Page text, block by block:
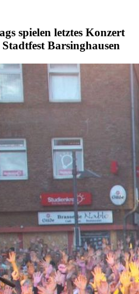
spielen letztes Konzert
Barsinghausen